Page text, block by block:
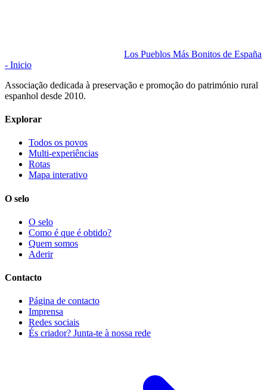
Los Pueblos Más Bonitos de España
- Inicio
Associação dedicada à preservação e promoção do património rural
espanhol desde 2010.
Explorar
Todos os povos
Multi-experiências
Rotas
Mapa interativo
O selo
O selo
Como é que é obtido?
Quem somos
Aderir
Contacto
Página de contacto
Imprensa
Redes sociais
És criador? Junta-te à nossa rede